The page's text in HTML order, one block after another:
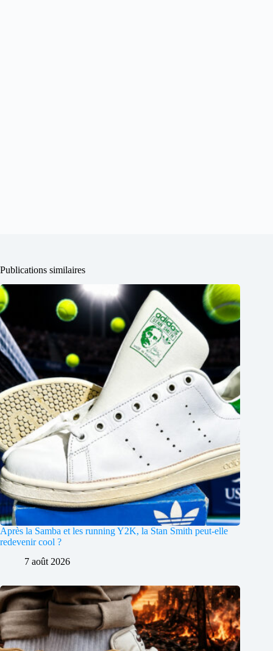
Publications similaires
Après la Samba et les running Y2K, la Stan Smith peut-elle
redevenir cool ?
7 août 2026